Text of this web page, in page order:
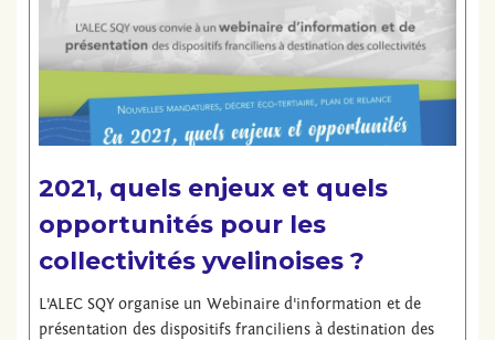
2021, quels enjeux et quels
opportunités pour les
collectivités yvelinoises ?
L'ALEC SQY organise un Webinaire d'information et de
présentation des dispositifs franciliens à destination des